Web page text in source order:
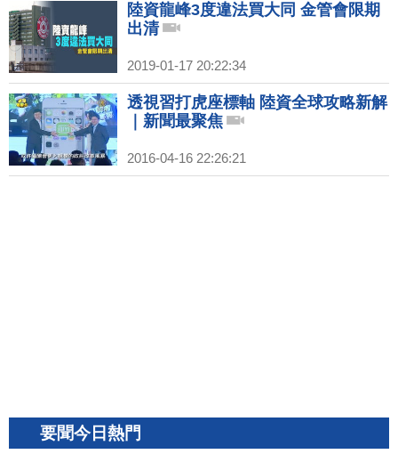
陸資龍峰3度違法買大同 金管會限期
出清
2019-01-17 20:22:34
透視習打虎座標軸 陸資全球攻略新解
｜新聞最聚焦
2016-04-16 22:26:21
要聞今日熱門